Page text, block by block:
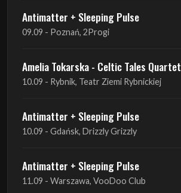
Antimatter + Sleeping Pulse
09.09 - Poznań, 2Progi
Amelia Tokarska - Celtic Tales Quartet
10.09 - Rybnik, Teatr Ziemi Rybnickiej
Antimatter + Sleeping Pulse
10.09 - Gdańsk, Drizzly Grizzly
Antimatter + Sleeping Pulse
11.09 - Warszawa, VooDoo Club